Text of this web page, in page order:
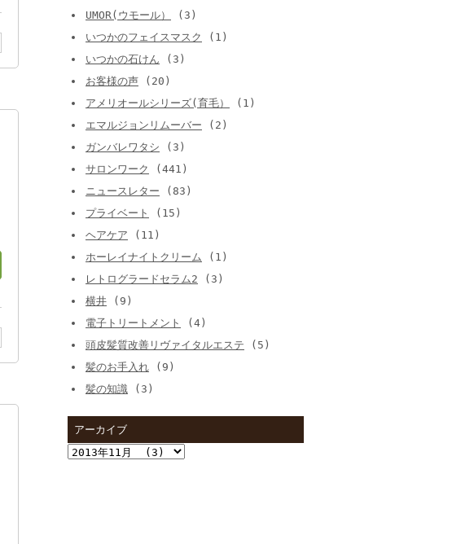
UMOR(ウモール）
(3)
いつかのフェイスマスク
(1)
いつかの石けん (3)
お客様の声 (20)
アメリオールシリーズ(育毛）
(1)
エマルジョンリムーバー (2)
ガンバレワタシ (3)
サロンワーク
(441)
ニュースレター (83)
プライベート
(15)
ヘアケア (11)
ホーレイナイトクリーム (1)
レトログラードセラム2 (3)
横井 (9)
電子トリートメント
(4)
頭皮髪質改善リヴァイタルエステ (5)
髪のお手入れ (9)
髪の知識 (3)
アーカイブ
ア